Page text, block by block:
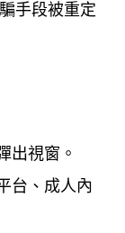
手段被重定
出視窗。
台、成人內